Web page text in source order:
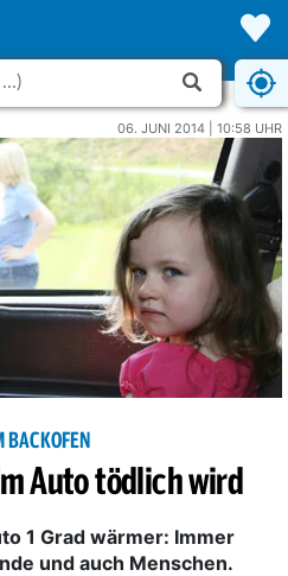
06. JUNI 2014 | 10:58 UHR
BACKOFEN
Auto tödlich wird
1 Grad wärmer: Immer
und auch Menschen.